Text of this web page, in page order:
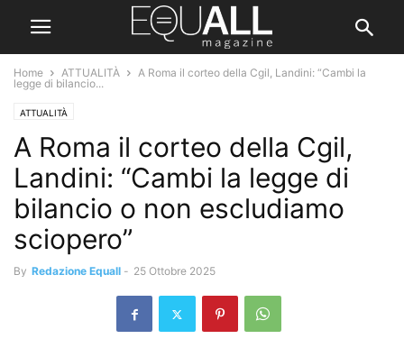
Home ATTUALITÀ
A Roma il corteo della Cgil, Landini: “Cambi la
legge di bilancio...
ATTUALITÀ
A Roma il corteo della Cgil,
Landini: “Cambi la legge di
bilancio o non escludiamo
sciopero”
By Redazione Equall - 25 Ottobre 2025